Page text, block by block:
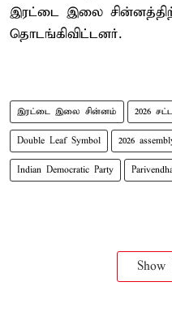
இரட்டை இலை
தொடங்கிவிட்டனர்.
இரட்டை இலை சின்னம் 2026
Double Leaf Symbol 2026
Indian Democratic Party
Show